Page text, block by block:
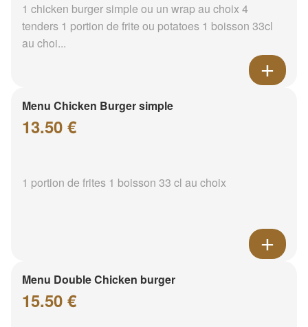
1 chicken burger simple ou un wrap au choix 4
tenders 1 portion de frite ou potatoes 1 boisson 33cl
au choi...
Menu Chicken Burger simple
13.50 €
1 portion de frites 1 boisson 33 cl au choix
Menu Double Chicken burger
15.50 €